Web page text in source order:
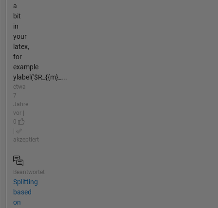
a
bit
in
your
latex,
for
example
ylabel('$R_{{m}_...
etwa
7
Jahre
vor |
0
|
akzeptiert
Beantwortet
Splitting
based
on